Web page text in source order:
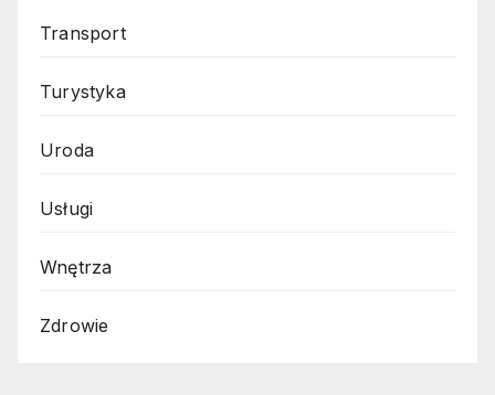
Transport
Turystyka
Uroda
Usługi
Wnętrza
Zdrowie